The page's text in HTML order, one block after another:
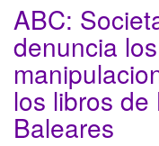
ABC:
denuncia
los libros
Baleares